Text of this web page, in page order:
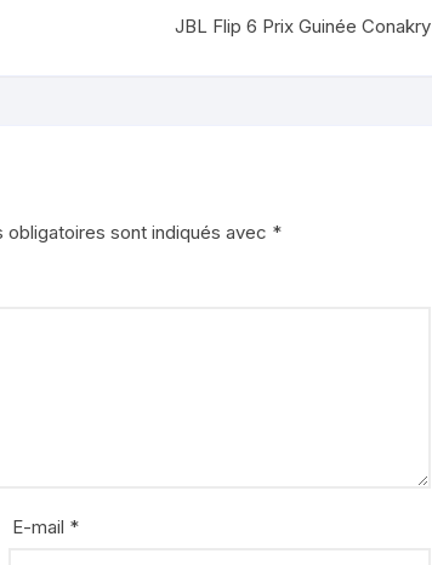
JBL Flip 6 Prix Guinée Conakry
obligatoires sont indiqués avec *
E-mail *